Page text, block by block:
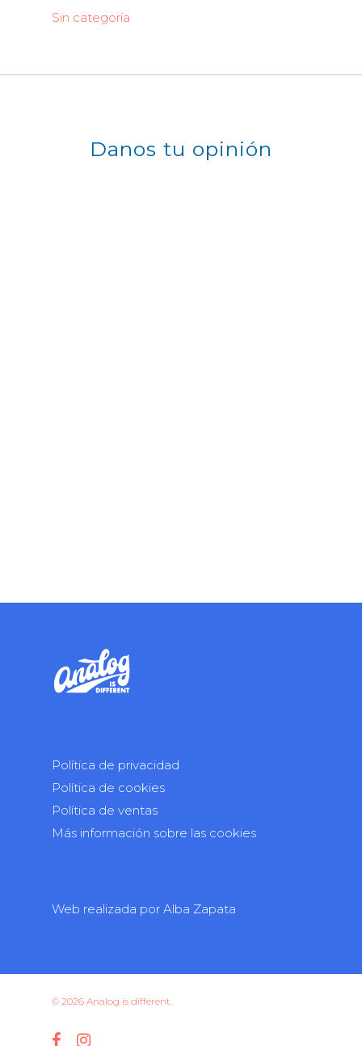
Sin categoría
Danos tu opinión
Política de privacidad
Política de cookies
Política de ventas
Más información sobre las cookies
Web realizada por Alba Zapata
© 2026 Analog is different.
facebookinstagram